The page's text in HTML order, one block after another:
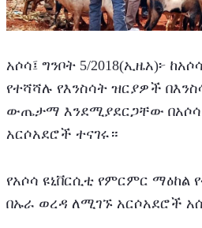
አሶሳ፤ ግንቦት 5/2018(ኢዜአ)፦
የተሻሻሉ የእንስሳት ዝርያዎች
ውጤታማ እንደሚያደርጋቸው በአሶሳ
አርሶአደሮች ተናገሩ።
የአሶሳ ዩኒቨርሲቲ የምርምር ማዕከል
በኡራ ወረዳ ለሚገኙ አርሶአደሮች